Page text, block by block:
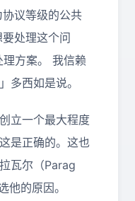
议等级的公共
处理这个问
方案。 我信赖
多西如是说。
立一个最大程度
是正确的。这也
瓦尔（Parag
的原因。